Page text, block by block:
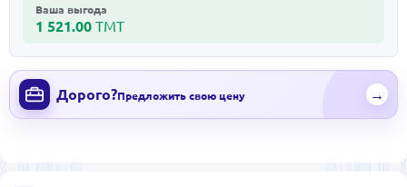
Ваша выгода
1 521.00 ТМТ
Дорого?Предложить свою цену →